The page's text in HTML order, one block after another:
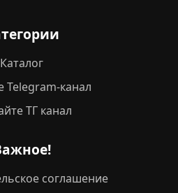
Каталог
Telegram-канал
ТГ канал
соглашение